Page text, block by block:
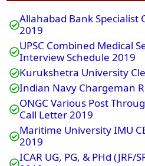
Allahabad Bank Specialist
2019
UPSC Combined Medical
Interview Schedule 2019
Kurukshetra University
Indian Navy Chargeman
ONGC Various Post
Call Letter 2019
Maritime University IMU
2019
ICAR UG, PG, & PHd (JRF/